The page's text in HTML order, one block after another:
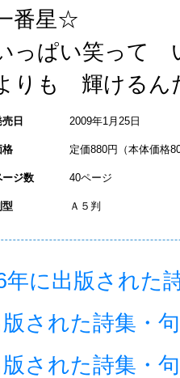
番星☆
っぱい笑って
りも 輝けるん
日 2009年1月25日
格 定価880円（本体価格
ージ数 40ページ
型 Ａ５判
年に出版された
された詩集・
された詩集・